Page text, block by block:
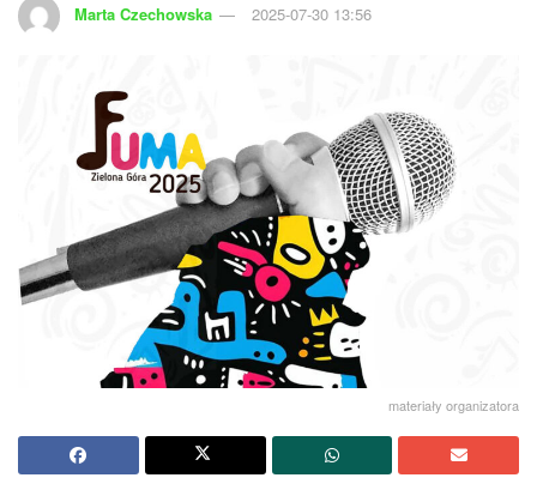
Marta Czechowska 2025-07-30 13:56
materiały organizatora